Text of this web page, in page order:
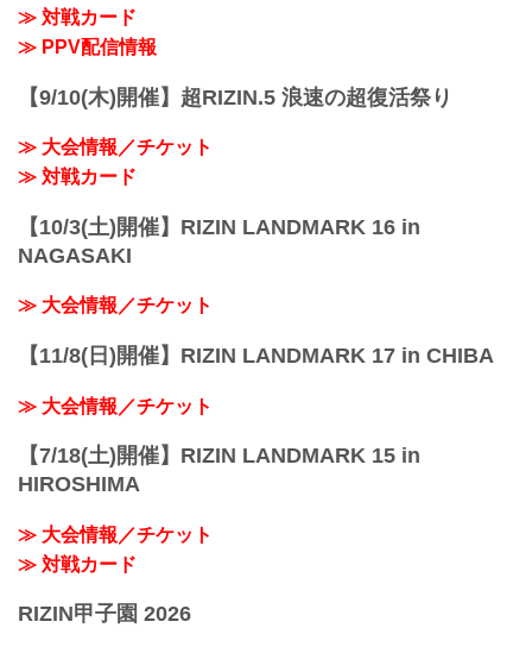
≫ 対戦カード
≫ PPV配信情報
【9/10(木)開催】超RIZIN.5 浪速の超復活祭り
≫ 大会情報／チケット
≫ 対戦カード
【10/3(土)開催】RIZIN LANDMARK 16 in
NAGASAKI
≫ 大会情報／チケット
【11/8(日)開催】RIZIN LANDMARK 17 in CHIBA
≫ 大会情報／チケット
【7/18(土)開催】RIZIN LANDMARK 15 in
HIROSHIMA
≫ 大会情報／チケット
≫ 対戦カード
RIZIN甲子園 2026